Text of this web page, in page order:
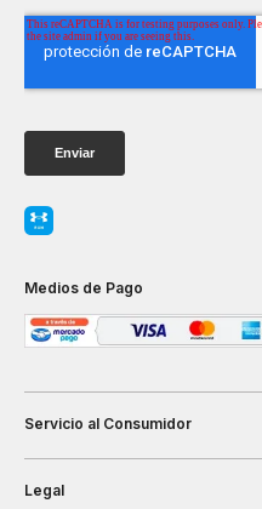
Medios de Pago
Servicio al Consumidor
Legal